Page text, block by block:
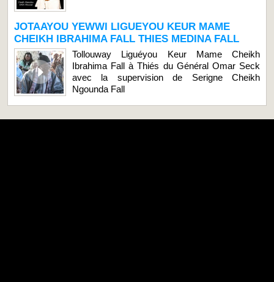
JOTAAYOU YEWWI LIGUEYOU KEUR MAME
CHEIKH IBRAHIMA FALL THIES MEDINA FALL
Tollouway Liguéyou Keur Mame Cheikh
Ibrahima Fall à Thiés du Général Omar Seck
avec la supervision de Serigne Cheikh
Ngounda Fall